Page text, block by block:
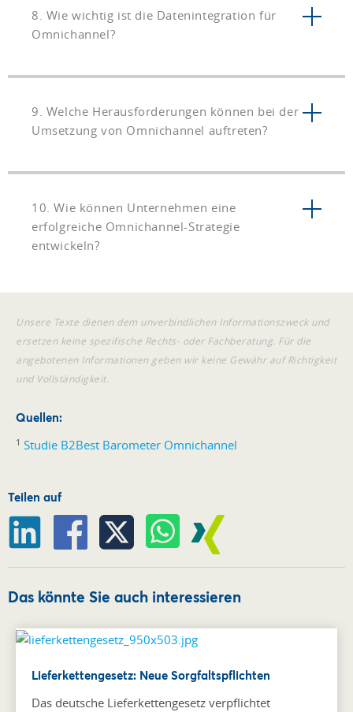
8. Wie wichtig ist die Datenintegration für
Omnichannel?
9. Welche Herausforderungen können bei der
Umsetzung von Omnichannel auftreten?
10. Wie können Unternehmen eine
erfolgreiche Omnichannel-Strategie
entwickeln?
Unsere Texte dienen dem unverbindlichen Informationszweck und
ersetzen keine spezifische Rechts- oder Fachberatung. Für die
angebotenen Informationen geben wir keine Gewähr auf Richtigkeit
und Vollständigkeit.
Quellen:
1 Studie B2Best Barometer Omnichannel
Teilen auf
Das könnte Sie auch interessieren
Lieferkettengesetz: Neue Sorgfaltspflichten
Das deutsche Lieferkettengesetz verpflichtet